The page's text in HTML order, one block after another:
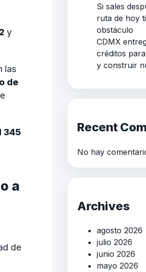
y
las
de
345
a
de
Si sales
ruta de hoy
obstáculo
CDMX
créditos
y construir
Recent
No hay
Archives
agosto 2026
julio 2026
junio 2026
mayo 2026